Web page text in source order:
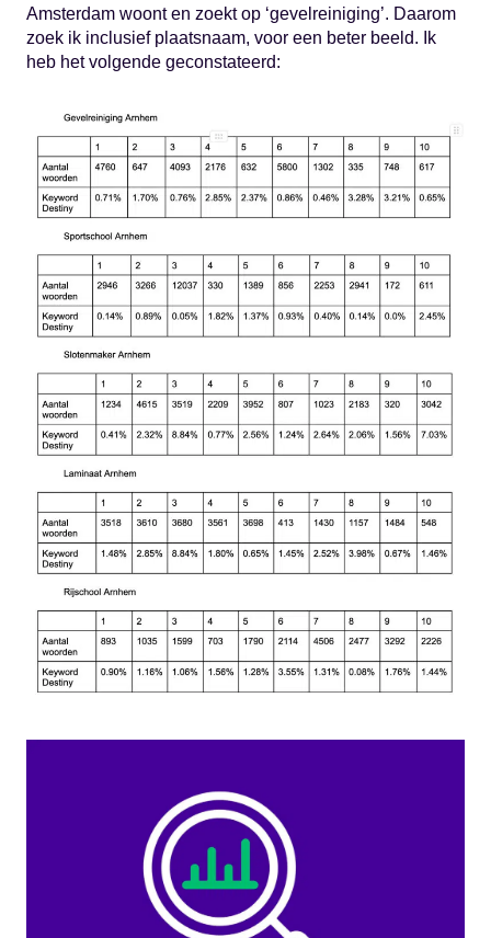
Amsterdam woont en zoekt op ‘gevelreiniging’. Daarom
zoek ik inclusief plaatsnaam, voor een beter beeld. Ik
heb het volgende geconstateerd: